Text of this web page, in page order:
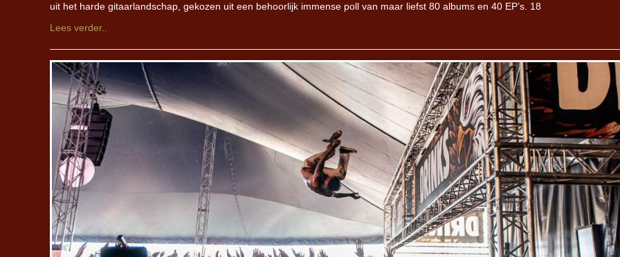
uit het harde gitaarlandschap, gekozen uit een behoorlijk immense poll van maar liefst 80 albums en 40 EP’s. 18
Lees verder..